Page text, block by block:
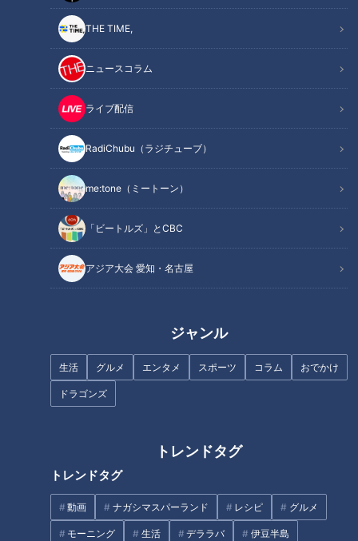
THE TIME,
ニュースコラム
ライブ配信
RadiChubu（ラジチューブ）
me:tone（ミートーン）
「ビートルズ」とCBC
アジア大会 愛知・名古屋
ジャンル
生活 グルメ エンタメ スポーツ コラム おでかけ
ドラゴンズ
トレンドタグ
トレンドタグ
動画 ナガシマスパーランド レシピ グルメ
モーニング 生活 デララバ 伊豆半島
記事に戻る
この記事を見たあなたへのおすすめ
で！“回転寿司マニア”が鮮度も
味も抜群の絶品ネタをご紹介
ーヒットノーラン”を語る 福永
裕基、石川昂弥に猛ツッコミ！
名古屋から台湾“0泊”弾丸旅へ！
最大25時間で台湾グルメをどれ
だけ楽しめる！？
ー”が超お得！？低コスト航空
「Peach」で気軽に海外旅行
へ！